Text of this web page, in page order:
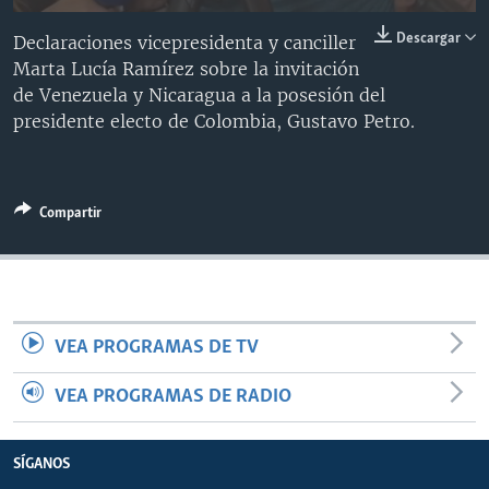
ENTRETENIMIENTO Y CULTURA
TECNOLOGÍA
FOTOGRAFÍA
PROGRAMAS TV
EL MUNDO AL DÍA
LAS CLAVES
PANORAMA
RADIO
BUENOS DÍAS AMÉRICA
ESTADOS UNIDOS AL DÍA
FORO [RADIO]
DEPORTIVO INTERNACIONAL
DIRECT
Idiomas
Descargar
Declaraciones vicepresidenta y canciller
Marta Lucía Ramírez sobre la invitación
de Venezuela y Nicaragua a la posesión del
presidente electo de Colombia, Gustavo Petro.
Compartir
VEA PROGRAMAS DE TV
VEA PROGRAMAS DE RADIO
SÍGANOS